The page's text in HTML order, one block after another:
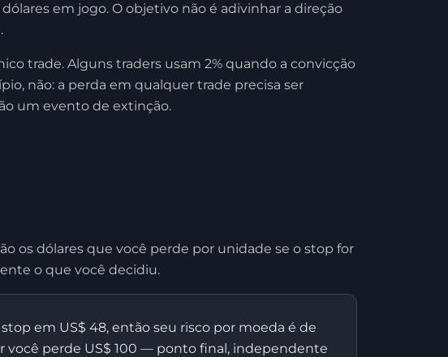
em jogo. O objetivo não é adivinhar a direção
trade. Alguns traders usam 2% quando a convicção
não: a perda em qualquer trade precisa ser
um evento de extinção.
os dólares que você perde por unidade se o stop for
o que você decidiu.
em US$ 48, então seu risco por moeda é de
você perde US$ 100 — ponto final, independente